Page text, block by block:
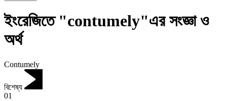
ইংরেজিতে "contumely"এর সংজ্ঞা ও
অর্থ
Contumely
বিশেষ্য
01